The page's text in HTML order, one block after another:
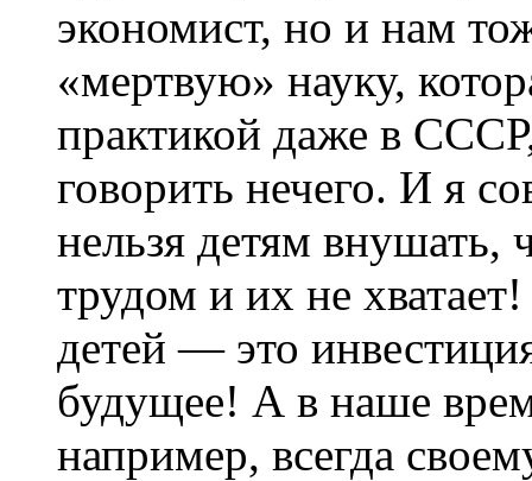
экономист, но и нам
«мертвую» науку,
практикой даже в
говорить нечего. И я
нельзя детям внушать,
трудом и их не
детей — это
будущее! А в наше
например, всегда